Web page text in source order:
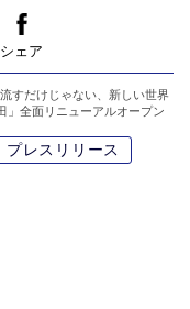
シェア
流すだけじゃない、新しい世界
」全面リニューアルオープン
プレスリリース